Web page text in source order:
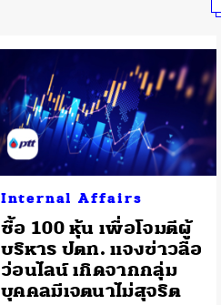
Internal Affairs
ซื้อ 100 หุ้น เพื่อโจมตีผู้
บริหาร ปตท. แจงข่าวลือ
ว่อนไลน์ เกิดจากกลุ่ม
บุคคลมีเจตนาไม่สุจริต